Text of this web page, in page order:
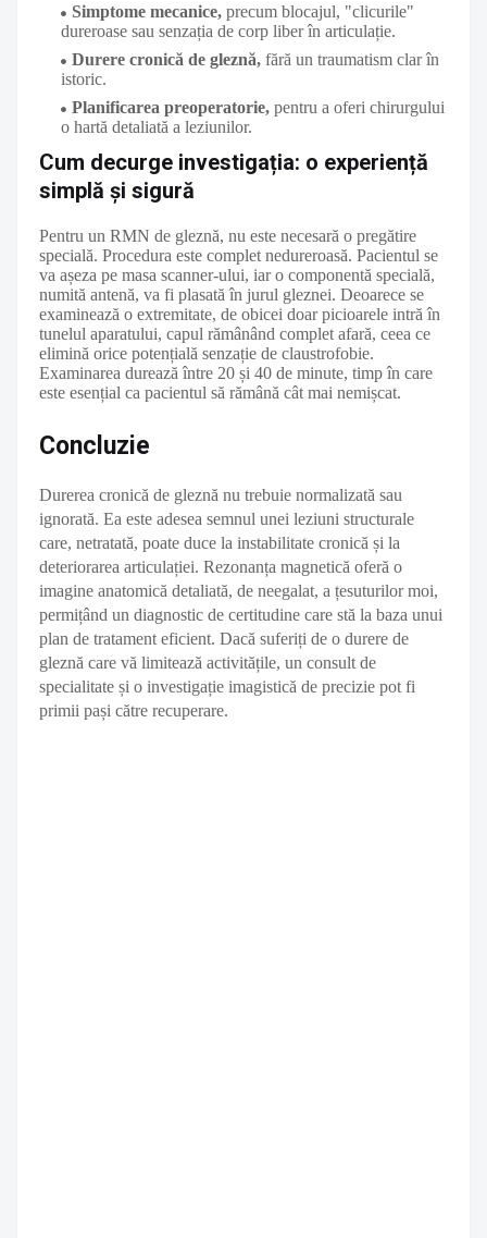
Simptome mecanice, precum blocajul, "clicurile"
dureroase sau senzația de corp liber în articulație.
Durere cronică de gleznă, fără un traumatism clar în
istoric.
Planificarea preoperatorie, pentru a oferi chirurgului
o hartă detaliată a leziunilor.
Cum decurge investigația: o experiență
simplă și sigură
Pentru un RMN de gleznă, nu este necesară o pregătire
specială. Procedura este complet nedureroasă. Pacientul se
va așeza pe masa scanner-ului, iar o componentă specială,
numită antenă, va fi plasată în jurul gleznei. Deoarece se
examinează o extremitate, de obicei doar picioarele intră în
tunelul aparatului, capul rămânând complet afară, ceea ce
elimină orice potențială senzație de claustrofobie.
Examinarea durează între 20 și 40 de minute, timp în care
este esențial ca pacientul să rămână cât mai nemișcat.
Concluzie
Durerea cronică de gleznă nu trebuie normalizată sau
ignorată. Ea este adesea semnul unei leziuni structurale
care, netratată, poate duce la instabilitate cronică și la
deteriorarea articulației. Rezonanța magnetică oferă o
imagine anatomică detaliată, de neegalat, a țesuturilor moi,
permițând un diagnostic de certitudine care stă la baza unui
plan de tratament eficient. Dacă suferiți de o durere de
gleznă care vă limitează activitățile, un consult de
specialitate și o investigație imagistică de precizie pot fi
primii pași către recuperare.